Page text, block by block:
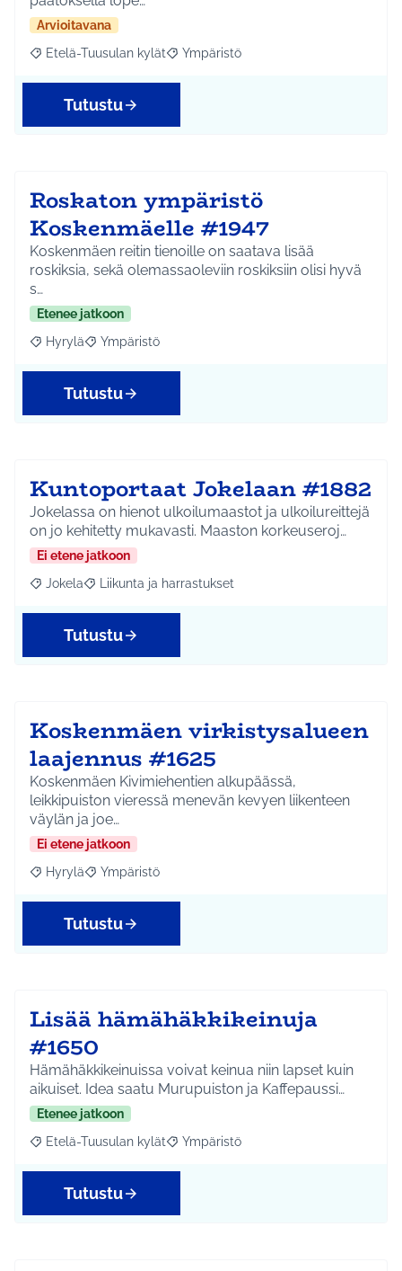
Arvioitavana
Rajaa tulokset aihepiirin mukaan: Etelä-Tuusulan kylät
Etelä-Tuusulan kylät Rajaa tulokset teeman mukaan:
Ympäristö
Tutustu
Roskaton ympäristö
Koskenmäelle #1947
Koskenmäen reitin tienoille on saatava lisää
roskiksia, sekä olemassaoleviin roskiksiin olisi hyvä
s…
Etenee jatkoon
Rajaa tulokset aihepiirin mukaan: Hyrylä
Hyrylä Rajaa tulokset teeman mukaan: Ympäristö
Ympäristö
Tutustu
Kuntoportaat Jokelaan #1882
Jokelassa on hienot ulkoilumaastot ja ulkoilureittejä
on jo kehitetty mukavasti. Maaston korkeuseroj…
Ei etene jatkoon
Rajaa tulokset aihepiirin mukaan: Jokela
Jokela Rajaa tulokset teeman mukaan: Liikunta ja
Liikunta ja harrastukset
Tutustu
Koskenmäen virkistysalueen
laajennus #1625
Koskenmäen Kivimiehentien alkupäässä,
leikkipuiston vieressä menevän kevyen liikenteen
väylän ja joe…
Ei etene jatkoon
Rajaa tulokset aihepiirin mukaan: Hyrylä
Hyrylä Rajaa tulokset teeman mukaan: Ympäristö
Ympäristö
Tutustu
Lisää hämähäkkikeinuja
#1650
Hämähäkkikeinuissa voivat keinua niin lapset kuin
aikuiset. Idea saatu Murupuiston ja Kaffepaussi…
Etenee jatkoon
Rajaa tulokset aihepiirin mukaan: Etelä-Tuusulan kylät
Etelä-Tuusulan kylät Rajaa tulokset teeman mukaan:
Ympäristö
Tutustu